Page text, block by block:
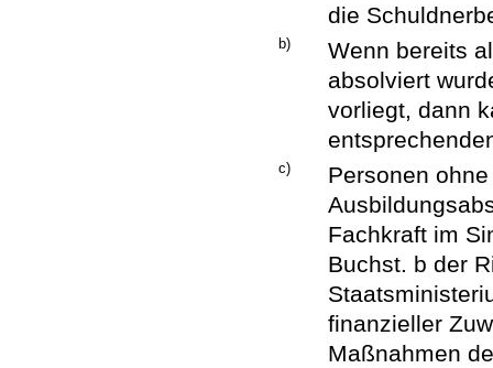
die
b)
Wenn bereits
absolviert
vorliegt, dann
c)
Personen
Fachkraft im
Buchst. b der
finanzieller
Maßnahmen